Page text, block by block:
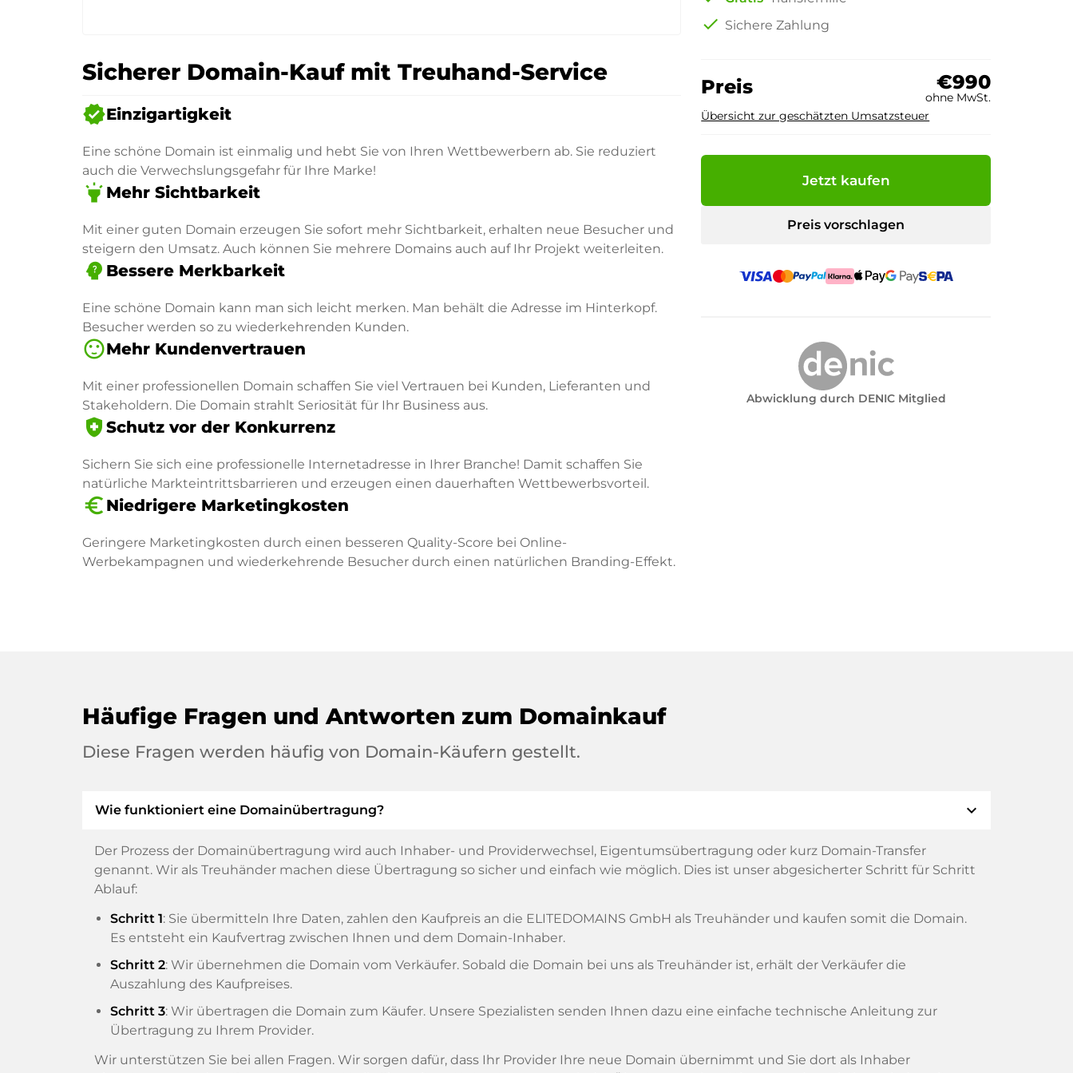
check Sichere Zahlung
Preis €990
ohne MwSt.
Übersicht zur geschätzten Umsatzsteuer
Jetzt kaufen
Preis vorschlagen
Abwicklung durch DENIC Mitglied
Sicherer Domain-Kauf mit Treuhand-Service
verifiedEinzigartigkeit
Eine schöne Domain ist einmalig und hebt Sie von Ihren Wettbewerbern ab. Sie reduziert
auch die Verwechslungsgefahr für Ihre Marke!
highlight Mehr Sichtbarkeit
Mit einer guten Domain erzeugen Sie sofort mehr Sichtbarkeit, erhalten neue Besucher und
steigern den Umsatz. Auch können Sie mehrere Domains auch auf Ihr Projekt weiterleiten.
psychology_alt Bessere Merkbarkeit
Eine schöne Domain kann man sich leicht merken. Man behält die Adresse im Hinterkopf.
Besucher werden so zu wiederkehrenden Kunden.
sentiment_satisfiedMehr Kundenvertrauen
Mit einer professionellen Domain schaffen Sie viel Vertrauen bei Kunden, Lieferanten und
Stakeholdern. Die Domain strahlt Seriosität für Ihr Business aus.
health_and_safety Schutz vor der Konkurrenz
Sichern Sie sich eine professionelle Internetadresse in Ihrer Branche! Damit schaffen Sie
natürliche Markteintrittsbarrieren und erzeugen einen dauerhaften Wettbewerbsvorteil.
euro_symbol Niedrigere Marketingkosten
Geringere Marketingkosten durch einen besseren Quality-Score bei Online-
Werbekampagnen und wiederkehrende Besucher durch einen natürlichen Branding-Effekt.
Häufige Fragen und Antworten zum Domainkauf
Diese Fragen werden häufig von Domain-Käufern gestellt.
Wie funktioniert eine Domainübertragung? expand_more
Der Prozess der Domainübertragung wird auch Inhaber- und Providerwechsel, Eigentumsübertragung oder kurz Domain-Transfer
genannt. Wir als Treuhänder machen diese Übertragung so sicher und einfach wie möglich. Dies ist unser abgesicherter Schritt für Schritt
Ablauf:
Schritt 1: Sie übermitteln Ihre Daten, zahlen den Kaufpreis an die ELITEDOMAINS GmbH als Treuhänder und kaufen somit die Domain.
Es entsteht ein Kaufvertrag zwischen Ihnen und dem Domain-Inhaber.
Schritt 2: Wir übernehmen die Domain vom Verkäufer. Sobald die Domain bei uns als Treuhänder ist, erhält der Verkäufer die
Auszahlung des Kaufpreises.
Schritt 3: Wir übertragen die Domain zum Käufer. Unsere Spezialisten senden Ihnen dazu eine einfache technische Anleitung zur
Übertragung zu Ihrem Provider.
Wir unterstützen Sie bei allen Fragen. Wir sorgen dafür, dass Ihr Provider Ihre neue Domain übernimmt und Sie dort als Inhaber